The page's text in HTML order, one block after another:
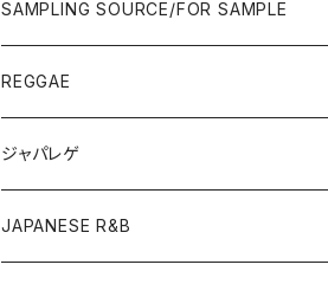
ROCK/AOR
LP
JAPANESE
OTHERS
7"/12"
JAPANESE
OTHERS
SAMPLING SOURCE/FOR SAMPLE
REGGAE
ジャパレゲ
JAPANESE R&B